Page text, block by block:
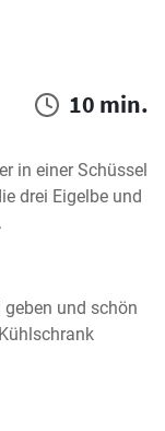
10 min.
in einer Schüssel
drei Eigelbe und
und schön